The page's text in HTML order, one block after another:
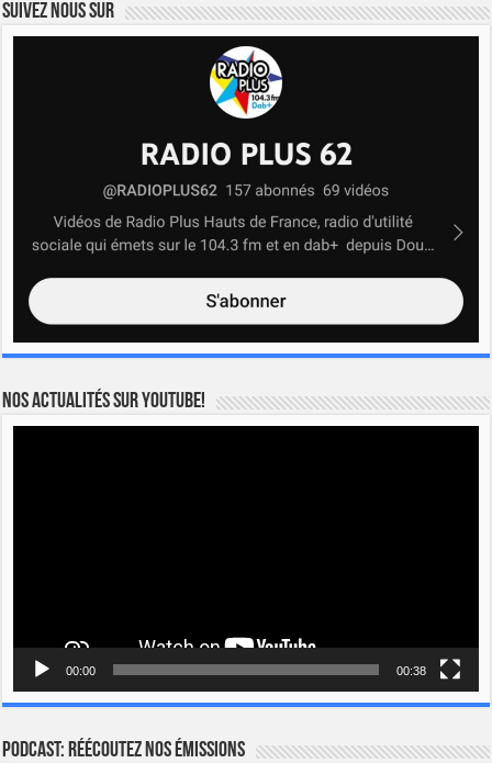
Suivez nous sur
Nos actualités sur YOUTUBE!
00:00 00:38
Podcast: Réécoutez nos émissions